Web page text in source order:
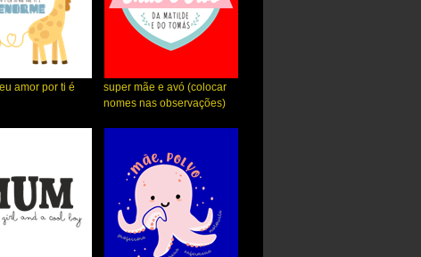
amor por ti é
super mãe e avó (colocar
nomes nas observações)